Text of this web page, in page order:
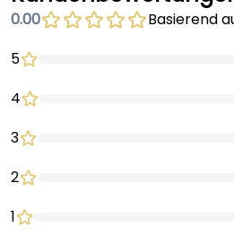
0.00
Basierend
5
4
3
2
1